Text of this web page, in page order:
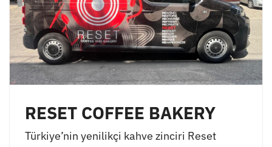
RESET COFFEE BAKERY
Türkiye’nin yenilikçi kahve zinciri Reset